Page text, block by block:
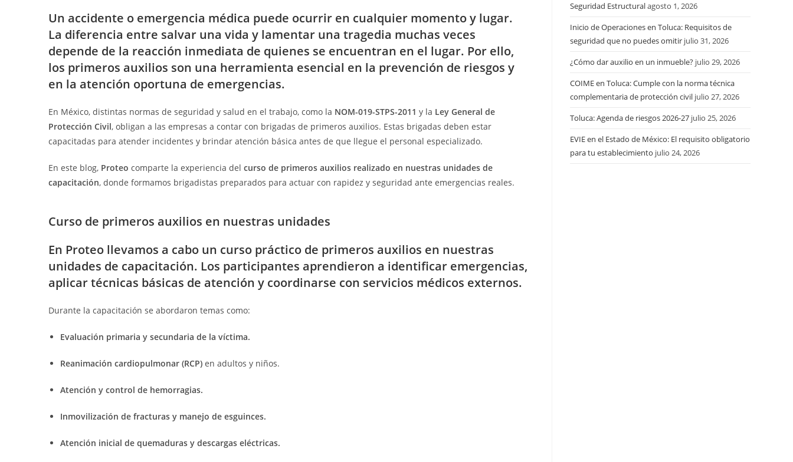
Un accidente o emergencia médica puede ocurrir en cualquier momento y lugar.
La diferencia entre salvar una vida y lamentar una tragedia muchas veces
depende de la reacción inmediata de quienes se encuentran en el lugar. Por ello,
los primeros auxilios son una herramienta esencial en la prevención de riesgos y
en la atención oportuna de emergencias.
En México, distintas normas de seguridad y salud en el trabajo, como la NOM-019-STPS-2011 y la Ley General de
Protección Civil, obligan a las empresas a contar con brigadas de primeros auxilios. Estas brigadas deben estar
capacitadas para atender incidentes y brindar atención básica antes de que llegue el personal especializado.
En este blog, Proteo comparte la experiencia del curso de primeros auxilios realizado en nuestras unidades de
capacitación, donde formamos brigadistas preparados para actuar con rapidez y seguridad ante emergencias reales.
Curso de primeros auxilios en nuestras unidades
En Proteo llevamos a cabo un curso práctico de primeros auxilios en nuestras
unidades de capacitación. Los participantes aprendieron a identificar emergencias,
aplicar técnicas básicas de atención y coordinarse con servicios médicos externos.
Durante la capacitación se abordaron temas como:
Evaluación primaria y secundaria de la víctima.
Reanimación cardiopulmonar (RCP) en adultos y niños.
Atención y control de hemorragias.
Inmovilización de fracturas y manejo de esguinces.
Atención inicial de quemaduras y descargas eléctricas.
Seguridad Estructuralagosto 1, 2026
Inicio de Operaciones en Toluca: Requisitos de
seguridad que no puedes omitir julio 31, 2026
¿Cómo dar auxilio en un inmueble? julio 29, 2026
COIME en Toluca: Cumple con la norma técnica
complementaria de protección civil julio 27, 2026
Toluca: Agenda de riesgos 2026-27 julio 25, 2026
EVIE en el Estado de México: El requisito obligatorio
para tu establecimiento julio 24, 2026